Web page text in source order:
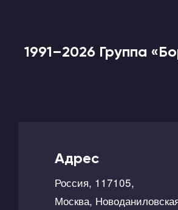
1991–2026 Группа
Адрес
Россия, 117105,
Москва,